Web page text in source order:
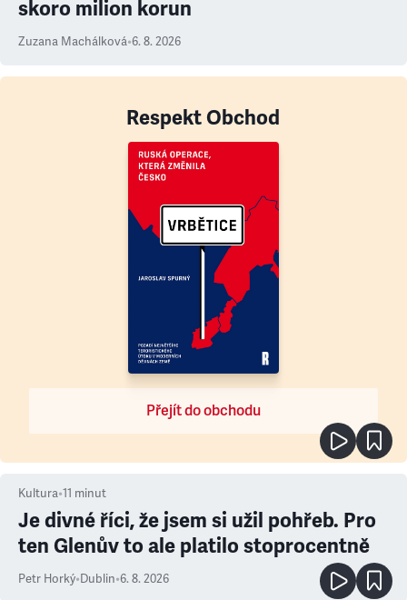
skoro milion korun
Zuzana Machálková•6. 8. 2026
Respekt Obchod
Přejít do obchodu
Kultura•11 minut
Je divné říci, že jsem si užil pohřeb. Pro
ten Glenův to ale platilo stoprocentně
Petr Horký•Dublin•6. 8. 2026